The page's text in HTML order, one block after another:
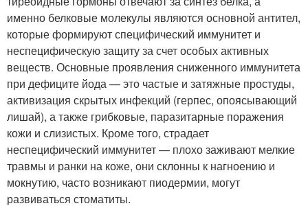
именно белковые молекулы являются основной антител,
которые формируют специфический иммунитет и
неспецифическую защиту за счет особых активных
веществ. Основные проявления сниженного иммунитета
при дефиците йода — это частые и затяжные простуды,
активизация скрытых инфекций (герпес, опоясывающий
лишай), а также грибковые, паразитарные поражения
кожи и слизистых. Кроме того, страдает
неспецифический иммунитет — плохо заживают мелкие
травмы и ранки на коже, они склонны к нагноению и
мокнутию, часто возникают пиодермии, могут
развиваться стоматиты.